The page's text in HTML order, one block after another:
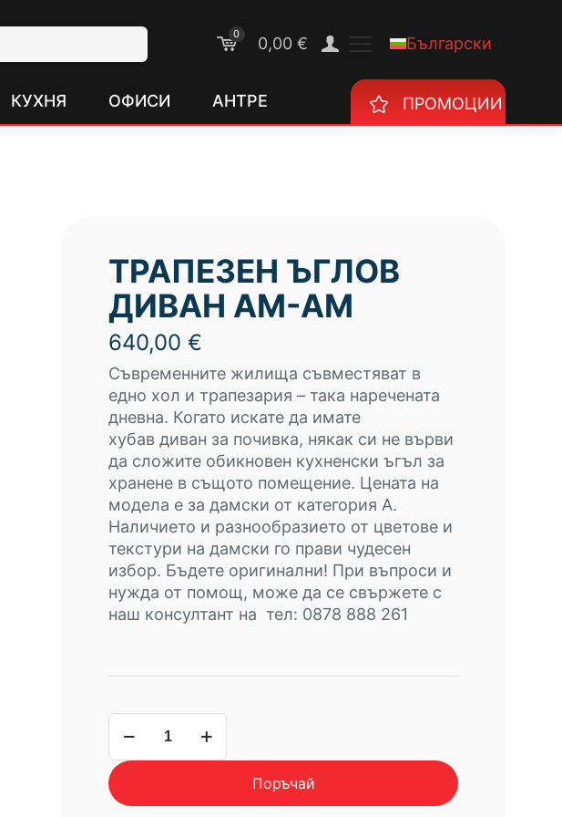
0 0,00 € Български
КУХНЯ ОФИСИ АНТРЕ ПРОМОЦИИ
ТРАПЕЗЕН ЪГЛОВ
ДИВАН АМ-АМ
640,00 €
Съвременните жилища съвместяват в
едно хол и трапезария – така наречената
дневна. Когато искате да имате
хубав диван за почивка, някак си не върви
да сложите обикновен кухненски ъгъл за
хранене в същото помещение. Цената на
модела е за дамски от категория А.
Наличието и разнообразието от цветове и
текстури на дамски го прави чудесен
избор. Бъдете оригинални! При въпроси и
нужда от помощ, може да се свържете с
наш консултант на тел: 0878 888 261
за
Трапезен
ъглов
диван
Поръчай